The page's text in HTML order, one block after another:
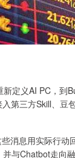
定义AI PC，到
第三方Skill、豆
消息用实际行
与Chatbot走向